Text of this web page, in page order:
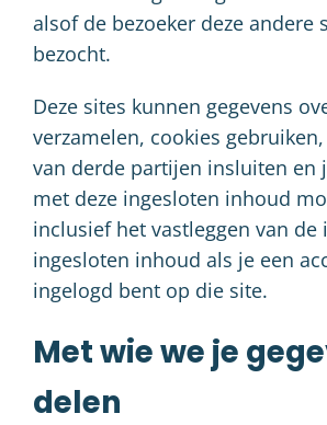
alsof de bezoeker deze andere
bezocht.
Deze sites kunnen gegevens
verzamelen, cookies
van derde partijen insluiten en
met deze ingesloten inhoud
inclusief het vastleggen van
ingesloten inhoud als je een
ingelogd bent op die site.
Met wie we je
delen